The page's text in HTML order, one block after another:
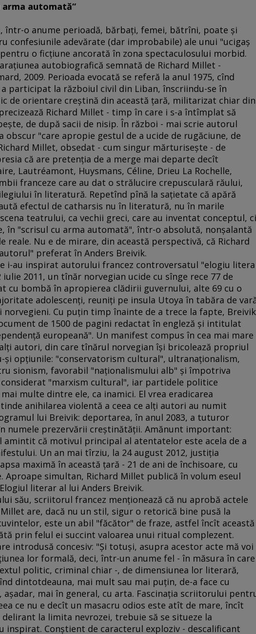
automată“
într-o anume perioadă, bărbaţi, femei, bătrîni, poate şi
confesiunile adevărate (dar improbabile) ale unui "ucigaş
o ficţiune ancorată în zona spectaculosului morbid.
autobiografică semnată de Richard Millet -
2009. Perioada evocată se referă la anul 1975, cînd
participat la războiul civil din Liban, înscriindu-se în
de orientare creştină din această ţară, militarizat chiar din
Richard Millet - timp în care i s-a întîmplat să
de după sacii de nisip. În război - mai scrie autorul
obscur "care apropie gestul de a ucide de rugăciune, de
Millet, obsedat - cum singur mărturiseşte - de
că are pretenţia de a merge mai departe decît
Lautréamont, Huysmans, Céline, Drieu La Rochelle,
franceze care au dat o strălucire crepusculară răului,
în literatură. Repetînd pînă la saţietate că apără
efectul de catharsis nu în literatură, nu în marile
teatrului, ca vechii greci, care au inventat conceptul, ci
în "scrisul cu arma automată", într-o absolută, nonşalantă
reale. Nu e de mirare, din această perspectivă, că Richard
preferat în Anders Breivik.
i-au inspirat autorului francez controversatul "elogiu
2011, un tînăr norvegian ucide cu sînge rece 77 de
cu bombă în apropierea clădirii guvernului, alte 69 cu o
adolescenţi, reuniţi pe insula Utoya în tabăra de
Cu puţin timp înainte de a trece la fapte, Breivik
de 1500 de pagini redactat în engleză şi intitulat
europeană". Un manifest compus în cea mai mare
autori, din care tînărul norvegian îşi bricolează propriul
şi opţiunile: "conservatorism cultural", ultranaţionalism,
sionism, favorabil "naţionalismului alb" şi împotriva
"marxism cultural", iar partidele politice
multe dintre ele, ca inamici. El vrea eradicarea
anihilarea violentă a ceea ce alţi autori au numit
lui Breivik: deportarea, în anul 2083, a tuturor
numele prezervării creştinătăţii. Amănunt important:
amintit că motivul principal al atentatelor este acela de a
Un an mai tîrziu, la 24 august 2012, justiţia
maximă în această ţară - 21 de ani de închisoare, cu
simultan, Richard Millet publică în volum eseul
literar al lui Anders Breivik.
său, scriitorul francez menţionează că nu aprobă actele
are, dacă nu un stil, sigur o retorică bine pusă la
este un abil "făcător" de fraze, astfel încît această
prin felul ei succint valoarea unui ritual complezent.
introdusă concesiv: "Şi totuşi, asupra acestor acte mă voi
lor formală, deci, într-un anume fel - în măsura în care
politic, criminal chiar -, de dimensiunea lor literară,
dintotdeauna, mai mult sau mai puţin, de-a face cu
mai în general, cu arta. Fascinaţia scriitorului
ce nu e decît un masacru odios este atît de mare, încît
la limita nevrozei, trebuie să se situeze la
inspirat. Conştient de caracterul exploziv - descalificant